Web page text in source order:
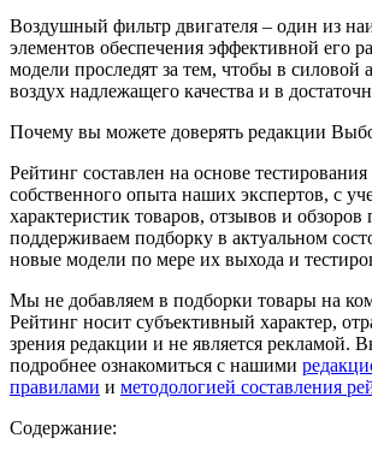
Воздушный фильтр двигателя – один из
элементов обеспечения эффективной его
модели проследят за тем, чтобы в силовой
воздух надлежащего качества и в
Почему вы можете доверять редакции
Рейтинг составлен на основе
собственного опыта наших экспертов, с
характеристик товаров, отзывов и
поддерживаем подборку в актуальном
новые модели по мере их выхода и
Мы не добавляем в подборки товары на
Рейтинг носит субъективный характер,
зрения редакции и не является рекламой.
подробнее ознакомиться с нашими
правилами и методологией составления
Содержание: